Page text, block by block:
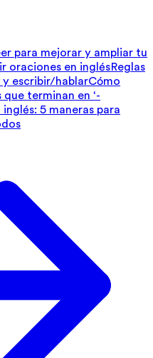
para mejorar y ampliar tu
oraciones en inglésReglas
escribir/hablarCómo
terminan en ‘-
5 maneras para